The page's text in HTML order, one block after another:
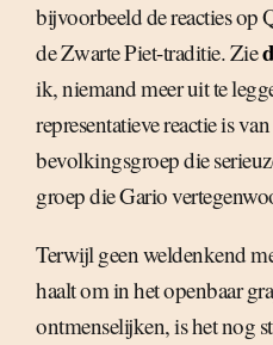
bijvoorbeeld de reacties op
de Zwarte Piet-traditie. Zie
ik, niemand meer uit te
representatieve reactie is
bevolkingsgroep die
groep die Gario
Terwijl geen weldenkend
haalt om in het openbaar
ontmenselijken, is het nog